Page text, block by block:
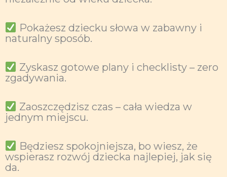
Pokażesz dziecku słowa w zabawny i
naturalny sposób.
Zyskasz gotowe plany i checklisty – zero
zgadywania.
Zaoszczędzisz czas – cała wiedza w
jednym miejscu.
Będziesz spokojniejsza, bo wiesz, że
wspierasz rozwój dziecka najlepiej, jak się
da.